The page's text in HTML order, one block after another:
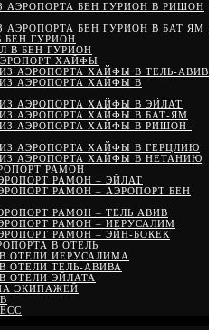
АЭРОПОРТА БЕН ГУРИОН В РИШОН
АЭРОПОРТА БЕН ГУРИОН В БАТ ЯМ
БЕН ГУРИОН
В БЕН ГУРИОН
ХАЙФЫ
АЭРОПОРТА ХАЙФЫ В ТЕЛЬ-АВИВ
АЭРОПОРТА ХАЙФЫ В
АЭРОПОРТА ХАЙФЫ В ЭЙЛАТ
АЭРОПОРТА ХАЙФЫ В БАТ-ЯМ
АЭРОПОРТА ХАЙФЫ В РИШОН-
АЭРОПОРТА ХАЙФЫ В ГЕРЦЛИЮ
АЭРОПОРТА ХАЙФЫ В НЕТАНИЮ
РАМОН
РАМОН – ЭЙЛАТ
РАМОН – АЭРОПОРТ БЕН
РАМОН – ТЕЛЬ АВИВ
РАМОН – ИЕРУСАЛИМ
РАМОН – ЭЙН-БОКЕК
В ОТЕЛЬ
ОТЕЛИ ИЕРУСАЛИМА
ОТЕЛИ ТЕЛЬ-АВИВА
ОТЕЛИ ЭЙЛАТА
ЭКИПАЖЕЙ